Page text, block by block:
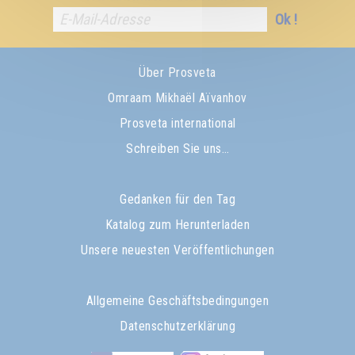
Ok !
Über Prosveta
Omraam Mikhaël Aïvanhov
Prosveta international
Schreiben Sie uns…
Gedanken für den Tag
Katalog zum Herunterladen
Unsere neuesten Veröffentlichungen
Allgemeine Geschäftsbedingungen
Datenschutzerklärung